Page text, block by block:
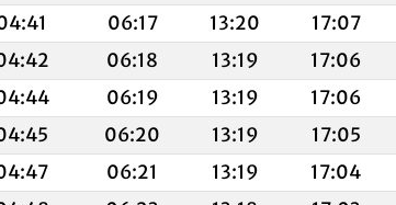
06:17 13:20 17:07
06:18 13:19 17:06
06:19 13:19 17:06
06:20 13:19 17:05
06:21 13:19 17:04